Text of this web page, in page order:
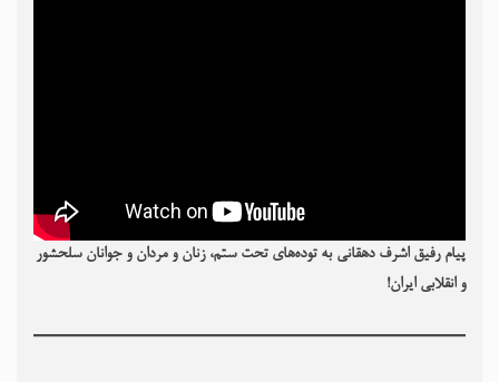
پیام رفیق اشرف دهقانی به توده‌های تحت ستم، زنان و مردان و جوانان سلحشور
و انقلابی ایران!